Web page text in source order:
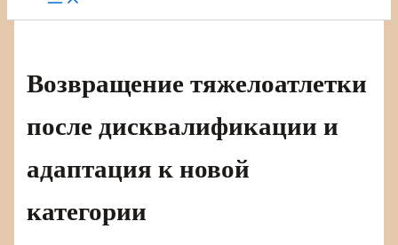
Возвращение тяжелоатлетки
после дисквалификации и
адаптация к новой
категории